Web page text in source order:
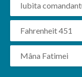
Iubita
Fahrenheit 451
Mâna Fatimei